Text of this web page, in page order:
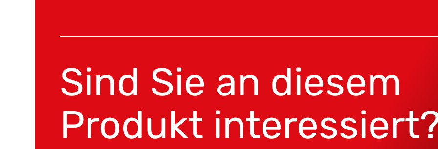
Sind Sie an diesem
Produkt